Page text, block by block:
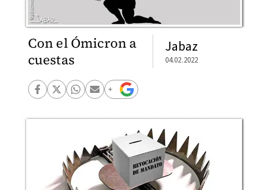
Con el Ómicron a
cuestas
Jabaz
04.02.2022